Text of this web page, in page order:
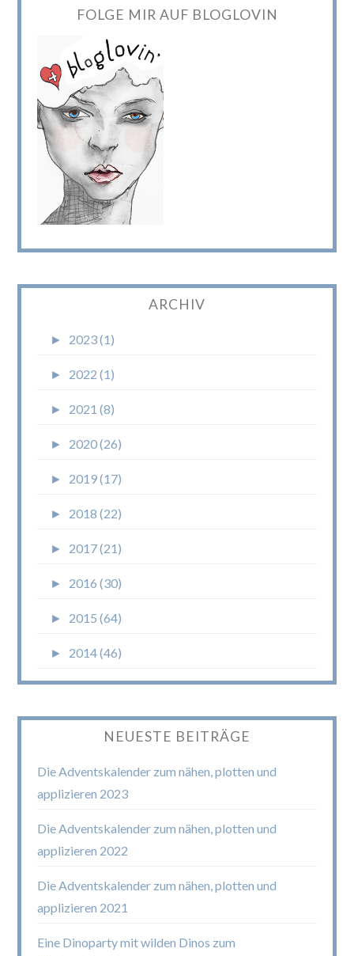
FOLGE MIR AUF BLOGLOVIN
ARCHIV
► 2023 (1)
► 2022 (1)
► 2021 (8)
► 2020 (26)
► 2019 (17)
► 2018 (22)
► 2017 (21)
► 2016 (30)
► 2015 (64)
► 2014 (46)
NEUESTE BEITRÄGE
Die Adventskalender zum nähen, plotten und
applizieren 2023
Die Adventskalender zum nähen, plotten und
applizieren 2022
Die Adventskalender zum nähen, plotten und
applizieren 2021
Eine Dinoparty mit wilden Dinos zum